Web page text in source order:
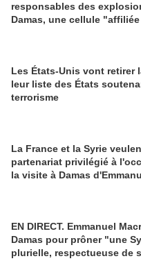
responsables des
Damas, une cellule
Les États-Unis vont retirer
leur liste des États
terrorisme
La France et la Syrie
partenariat privilégié à
la visite à Damas
EN DIRECT. Emmanuel
Damas pour prôner "une
plurielle, respectueuse de